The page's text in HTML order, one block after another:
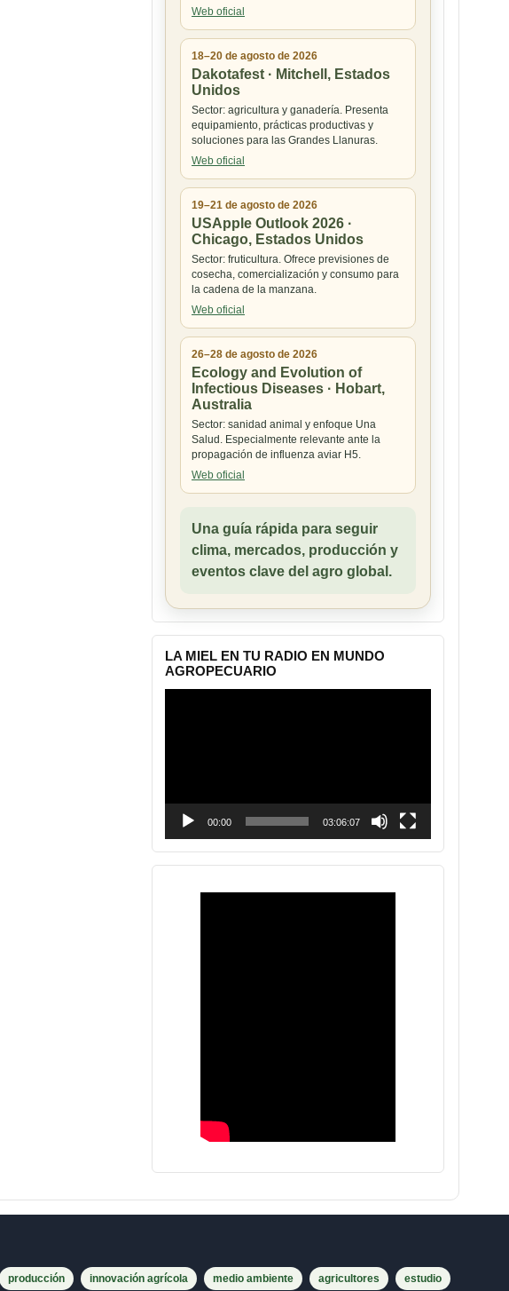
Web oficial
18–20 de agosto de 2026
Dakotafest · Mitchell, Estados
Unidos
Sector: agricultura y ganadería. Presenta
equipamiento, prácticas productivas y
soluciones para las Grandes Llanuras.
Web oficial
19–21 de agosto de 2026
USApple Outlook 2026 ·
Chicago, Estados Unidos
Sector: fruticultura. Ofrece previsiones de
cosecha, comercialización y consumo para
la cadena de la manzana.
Web oficial
26–28 de agosto de 2026
Ecology and Evolution of
Infectious Diseases · Hobart,
Australia
Sector: sanidad animal y enfoque Una
Salud. Especialmente relevante ante la
propagación de influenza aviar H5.
Web oficial
Una guía rápida para seguir
clima, mercados, producción y
eventos clave del agro global.
LA MIEL EN TU RADIO EN MUNDO
AGROPECUARIO
00:00 03:06:07
producción innovación agrícola medio ambiente agricultores estudio